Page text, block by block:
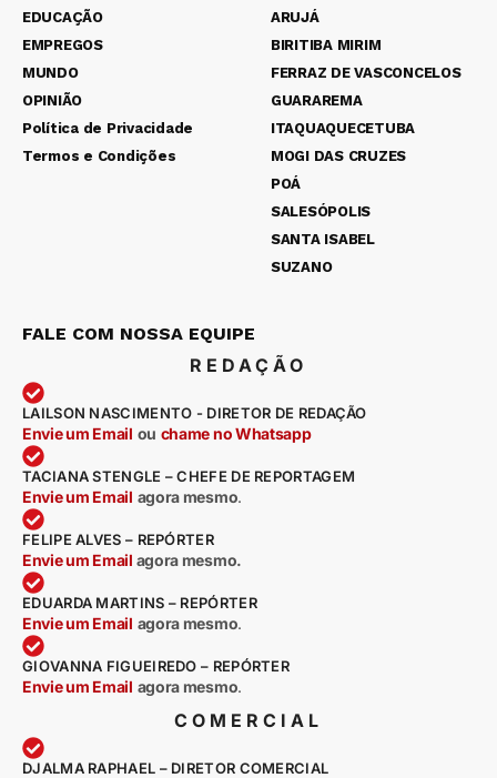
EDUCAÇÃO
EMPREGOS
MUNDO
OPINIÃO
Política de Privacidade
Termos e Condições
ARUJÁ
BIRITIBA MIRIM
FERRAZ DE VASCONCELOS
GUARAREMA
ITAQUAQUECETUBA
MOGI DAS CRUZES
POÁ
SALESÓPOLIS
SANTA ISABEL
SUZANO
FALE COM NOSSA EQUIPE
REDAÇÃO
LAILSON NASCIMENTO - DIRETOR DE REDAÇÃO
Envie um Email ou chame no Whatsapp
TACIANA STENGLE – CHEFE DE REPORTAGEM
Envie um Email agora mesmo.
FELIPE ALVES – REPÓRTER
Envie um Email agora mesmo.
EDUARDA MARTINS – REPÓRTER
Envie um Email agora mesmo.
GIOVANNA FIGUEIREDO – REPÓRTER
Envie um Email agora mesmo.
COMERCIAL
DJALMA RAPHAEL – DIRETOR COMERCIAL